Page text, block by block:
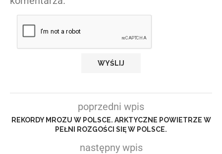
poprzedni wpis
REKORDY MROZU W POLSCE. ARKTYCZNE POWIETRZE W
PEŁNI ROZGOŚCI SIĘ W POLSCE.
następny wpis